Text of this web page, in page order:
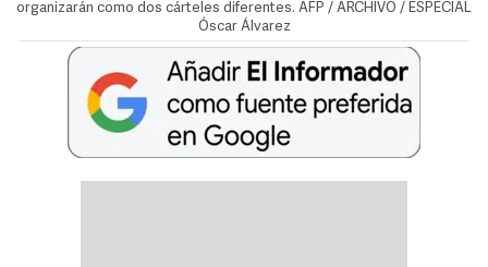
organizarán como dos cárteles diferentes. AFP / ARCHIVO / ESPECIAL
Óscar Álvarez